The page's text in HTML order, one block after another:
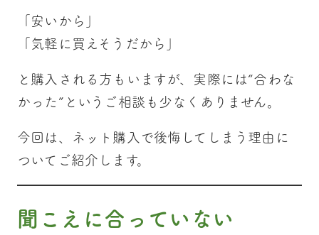
「安いから」
「気軽に買えそうだから」
と購入される方もいますが、実際には“合わな
かった”というご相談も少なくありません。
今回は、ネット購入で後悔してしまう理由に
ついてご紹介します。
聞こえに合っていない